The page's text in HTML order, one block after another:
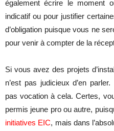
également écrire le moment
indicatif ou pour justifier
d’obligation puisque vous ne
pour venir à compter de la
Si vous avez des projets
n’est pas judicieux d’en
pas vocation à cela. Certes,
permis jeune pro ou autre,
initiatives EIC, mais dans